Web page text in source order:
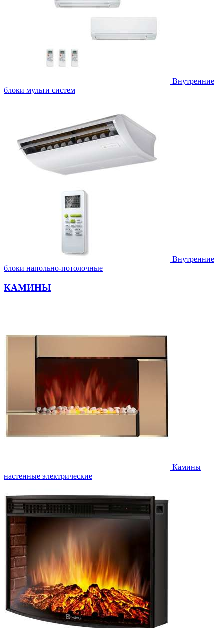
Внутренние
блоки мульти систем
Внутренние
блоки напольно-потолочные
КАМИНЫ
Камины
настенные электрические